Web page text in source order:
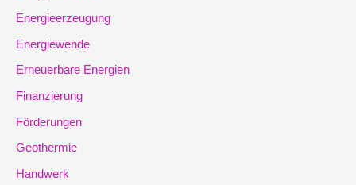
Energieerzeugung
Energiewende
Erneuerbare Energien
Finanzierung
Förderungen
Geothermie
Handwerk